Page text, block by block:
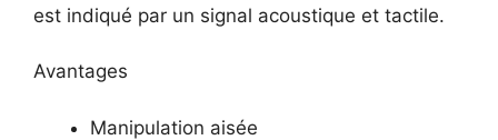
est indiqué par un signal acoustique et tactile.
Avantages
Manipulation aisée